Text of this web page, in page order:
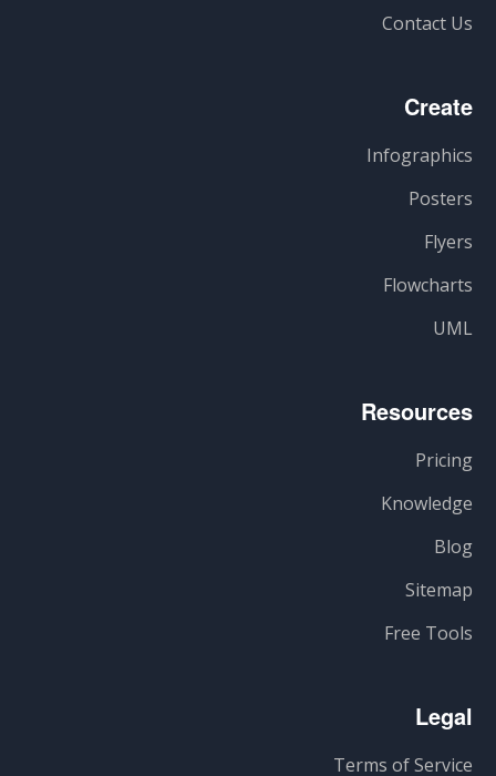
Contact Us
Create
Infographics
Posters
Flyers
Flowcharts
UML
Resources
Pricing
Knowledge
Blog
Sitemap
Free Tools
Legal
Terms of Service